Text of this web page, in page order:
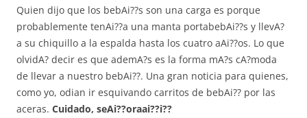
Quien dijo que los bebAi??s son una carga es porque
probablemente tenAi??a una manta portabebAi??s y llevA?
a su chiquillo a la espalda hasta los cuatro aAi??os. Lo que
olvidA? decir es que ademA?s es la forma mA?s cA?moda
de llevar a nuestro bebAi??. Una gran noticia para quienes,
como yo, odian ir esquivando carritos de bebAi?? por las
aceras. Cuidado, seAi??oraai??i??